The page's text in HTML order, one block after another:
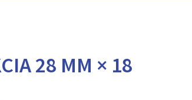
28 MM × 18